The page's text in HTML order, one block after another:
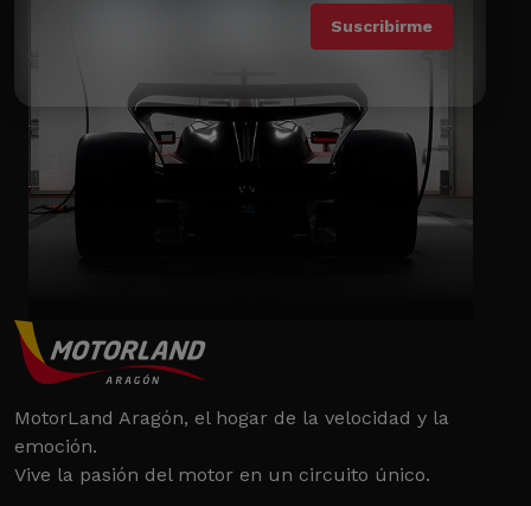
MotorLand Aragón, el hogar de la velocidad y la
emoción.
Vive la pasión del motor en un circuito único.